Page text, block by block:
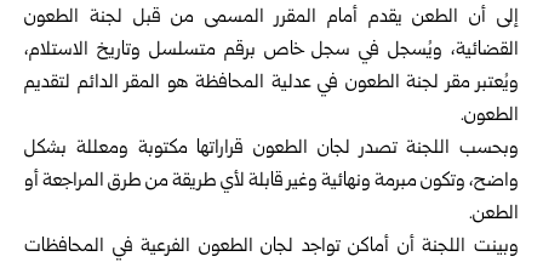
إلى أن الطعن يقدم أمام المقرر المسمى من قبل لجنة الطعون
القضائية، ويُسجل في سجل خاص برقم متسلسل وتاريخ الاستلام،
ويُعتبر مقر لجنة الطعون في عدلية المحافظة هو المقر الدائم لتقديم
الطعون.
وبحسب اللجنة تصدر لجان الطعون قراراتها مكتوبة ومعللة بشكل
واضح، وتكون مبرمة ونهائية وغير قابلة لأي طريقة من طرق المراجعة أو
الطعن.
وبينت اللجنة أن أماكن تواجد لجان الطعون الفرعية في المحافظات